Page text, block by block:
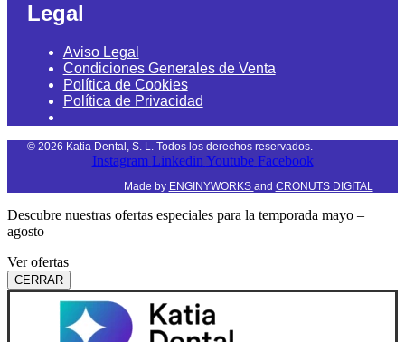
Legal
Aviso Legal
Condiciones Generales de Venta
Política de Cookies
Política de Privacidad
© 2026 Katia Dental, S. L. Todos los derechos reservados.
Instagram Linkedin Youtube Facebook
Made by ENGINYWORKS and CRONUTS DIGITAL
Descubre nuestras ofertas especiales para la temporada mayo –
agosto
Ver ofertas
CERRAR